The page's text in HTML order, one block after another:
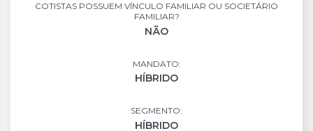
COTISTAS POSSUEM VÍNCULO FAMILIAR OU SOCIETÁRIO
FAMILIAR?
NÃO
MANDATO:
HÍBRIDO
SEGMENTO:
HÍBRIDO